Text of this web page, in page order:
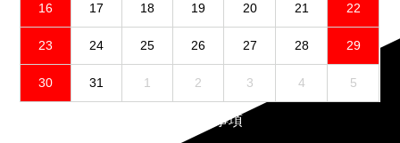
16 17 18 19 20 21 22
23 24 25 26 27 28 29
30 31 1 2 3 4 5
免責事項